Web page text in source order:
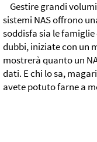
Gestire grandi
sistemi NAS offrono
soddisfa sia le famiglie
dubbi, iniziate con un
mostrerà quanto un
dati. E chi lo sa,
avete potuto farne a